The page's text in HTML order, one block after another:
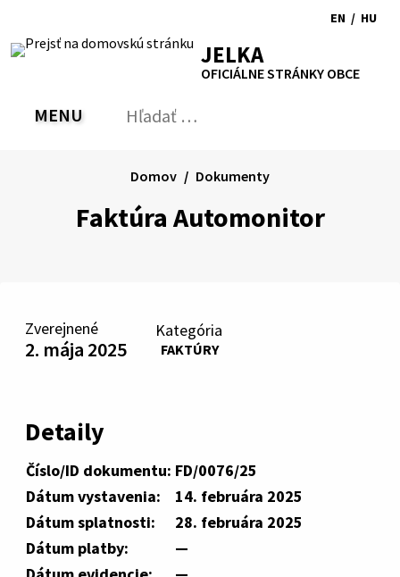
obsah
RSS MapaTlačiť
Zvýšiť
kontrast
písmapísma
EN
to
/ HU
JELKA
OFICIÁLNE STRÁNKY OBCE
PREPNÚŤ
MENU Hľadať:
Faktúra Automonitor
Domov Dokumenty
Zverejnené
2. mája 2025
Kategória
FAKTÚRY
Detaily
Číslo/ID dokumentu: FD/0076/25
Dátum vystavenia:
14. februára 2025
Dátum splatnosti:
28. februára 2025
Dátum platby:
—